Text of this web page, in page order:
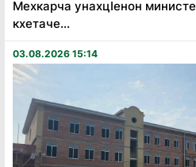
Мехкарча унахцӏенон
кхетаче...
03.08.2026 15:14